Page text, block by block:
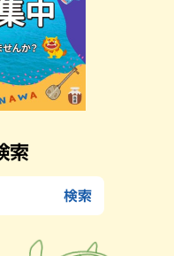
索